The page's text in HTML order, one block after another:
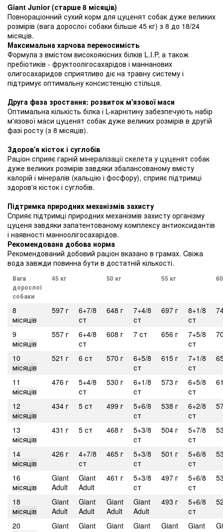
Giant Junior (старше 8 місяців)
Повнораціонний сухий корм для цуценят собак дуже великих
розмірів (вага дорослої собаки більше 45 кг) з 8 до 18/24
місяців.
Максимальна харчова переносимість
Формула з вмістом високоякісних білків L.I.P, а також
пребіотиків - фруктоолігосахарідов і маннанових
олигосахаридов сприятливо діє на травну систему і
підтримує оптимальну консистенцію стільця.
Друга фаза зростання: розвиток м'язової маси
Оптимальна кількість білка і L-карнітину забезпечують набір
м'язової маси цуценят собак дуже великих розмірів в другій
фазі росту (з 8 місяців).
Здоров'я кісток і суглобів
Раціон сприяє гарній мінералізації скелета у цуценят собак
дуже великих розмірів завдяки збалансованому вмісту
калорій і мінералів (кальцію і фосфору), сприяє підтримці
здоров'я кісток і суглобів.
Підтримка природних механізмів захисту
Сприяє підтримці природних механізмів захисту організму
цуценя завдяки запатентованому комплексу антиоксидантів
і наявності манноолігосахарідов.
Рекомендована добова норма
Рекомендований добовий раціон вказано в грамах. Cвіжа
вода завжди повинна бути в достатній кількості.
Вага
дорослої
собаки
45 кг 50 кг 55 кг
8
місяців
597 г
6+7/8
ст
648 г
7+4/8
ст
697 г
8+1/8
ст
9
місяців
557 г
6+4/8
ст
608 г 7 ст 656 г
7+5/8
ст
10
місяців
521 г 6 ст 570 г
6+5/8
ст
615 г
7+1/8
ст
11
місяців
476 г
5+4/8
ст
530 г
6+1/8
ст
573 г
6+5/8
ст
12
місяців
434 г 5 ст 499 г
5+6/8
ст
538 г
6+2/8
ст
13
місяців
431 г 5 ст 468 г
5+3/8
ст
504 г
5+7/8
ст
14
місяців
426 г
4+7/8
ст
465 г
5+3/8
ст
501 г
5+6/8
ст
16
місяців
Giant
Adult
Giant
Adult
461 г
5+3/8
ст
497 г
5+6/8
ст
18
місяців
Giant
Adult
Giant
Adult
Giant
Adult
Giant
Adult
493 г
5+6/8
ст
20
Giant
Giant
Giant
Giant
Giant
Giant